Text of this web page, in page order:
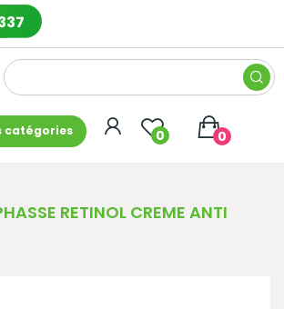
catégories 0 0
RETINOL CREME ANTI